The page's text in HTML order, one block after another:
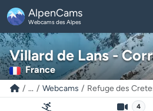
AlpenCams
Webcams des Alpes
Villard de Lans -
France
... Webcams Refuge des
4